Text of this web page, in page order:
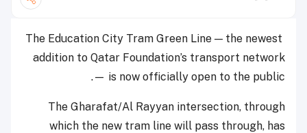
The Education City Tram Green Line — the newest
addition to Qatar Foundation’s transport network
— is now officially open to the public.
The Gharafat/Al Rayyan intersection, through
which the new tram line will pass through, has